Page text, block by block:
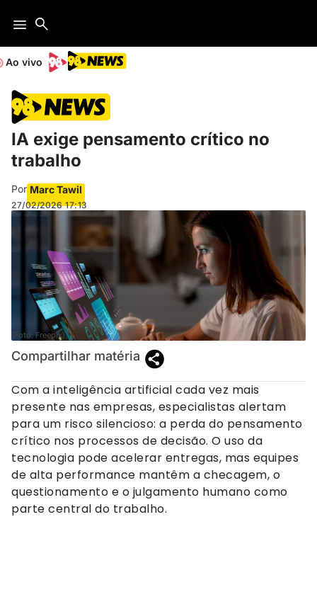
Ao vivo
IA exige pensamento crítico no
trabalho
Por Marc Tawil
27/02/2026 17:13
(Foto: Freepik).
Compartilhar matéria
Com a inteligência artificial cada vez mais
presente nas empresas, especialistas alertam
para um risco silencioso: a perda do pensamento
crítico nos processos de decisão. O uso da
tecnologia pode acelerar entregas, mas equipes
de alta performance mantêm a checagem, o
questionamento e o julgamento humano como
parte central do trabalho.